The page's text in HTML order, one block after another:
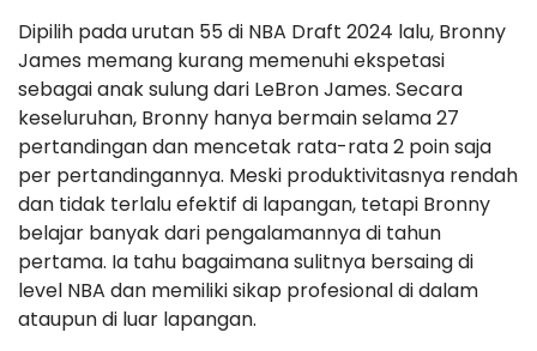
Dipilih pada urutan 55 di NBA Draft 2024 lalu, Bronny
James memang kurang memenuhi ekspetasi
sebagai anak sulung dari LeBron James. Secara
keseluruhan, Bronny hanya bermain selama 27
pertandingan dan mencetak rata-rata 2 poin saja
per pertandingannya. Meski produktivitasnya rendah
dan tidak terlalu efektif di lapangan, tetapi Bronny
belajar banyak dari pengalamannya di tahun
pertama. Ia tahu bagaimana sulitnya bersaing di
level NBA dan memiliki sikap profesional di dalam
ataupun di luar lapangan.